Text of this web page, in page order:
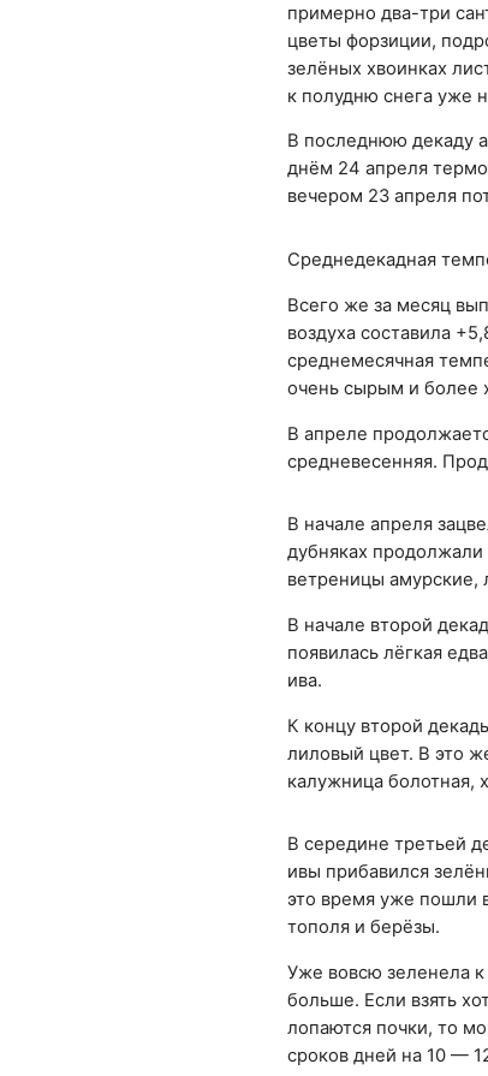
примерно два-три
цветы форзиции,
зелёных хвоинках
к полудню снега уже
В последнюю декаду
днём 24 апреля
вечером 23 апреля
Среднедекадная
Всего же за месяц
воздуха составила
среднемесячная
очень сырым и более
В апреле
средневесенняя.
В начале апреля
дубняках
ветреницы амурские,
В начале второй
появилась лёгкая
ива.
К концу второй
лиловый цвет. В это
калужница болотная,
В середине третьей
ивы прибавился
это время уже пошли
тополя и берёзы.
Уже вовсю зеленела к
больше. Если взять
лопаются почки, то
сроков дней на 10 —